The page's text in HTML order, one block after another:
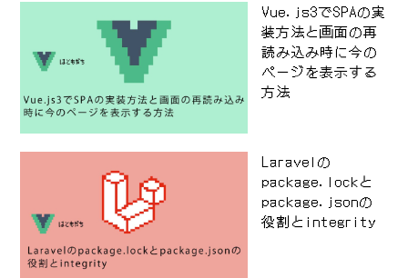
Vue.js3でSPAの実
装方法と画面の再
読み込み時に今の
ページを表示する
方法
Laravelの
package.lockと
package.jsonの
役割とintegrity